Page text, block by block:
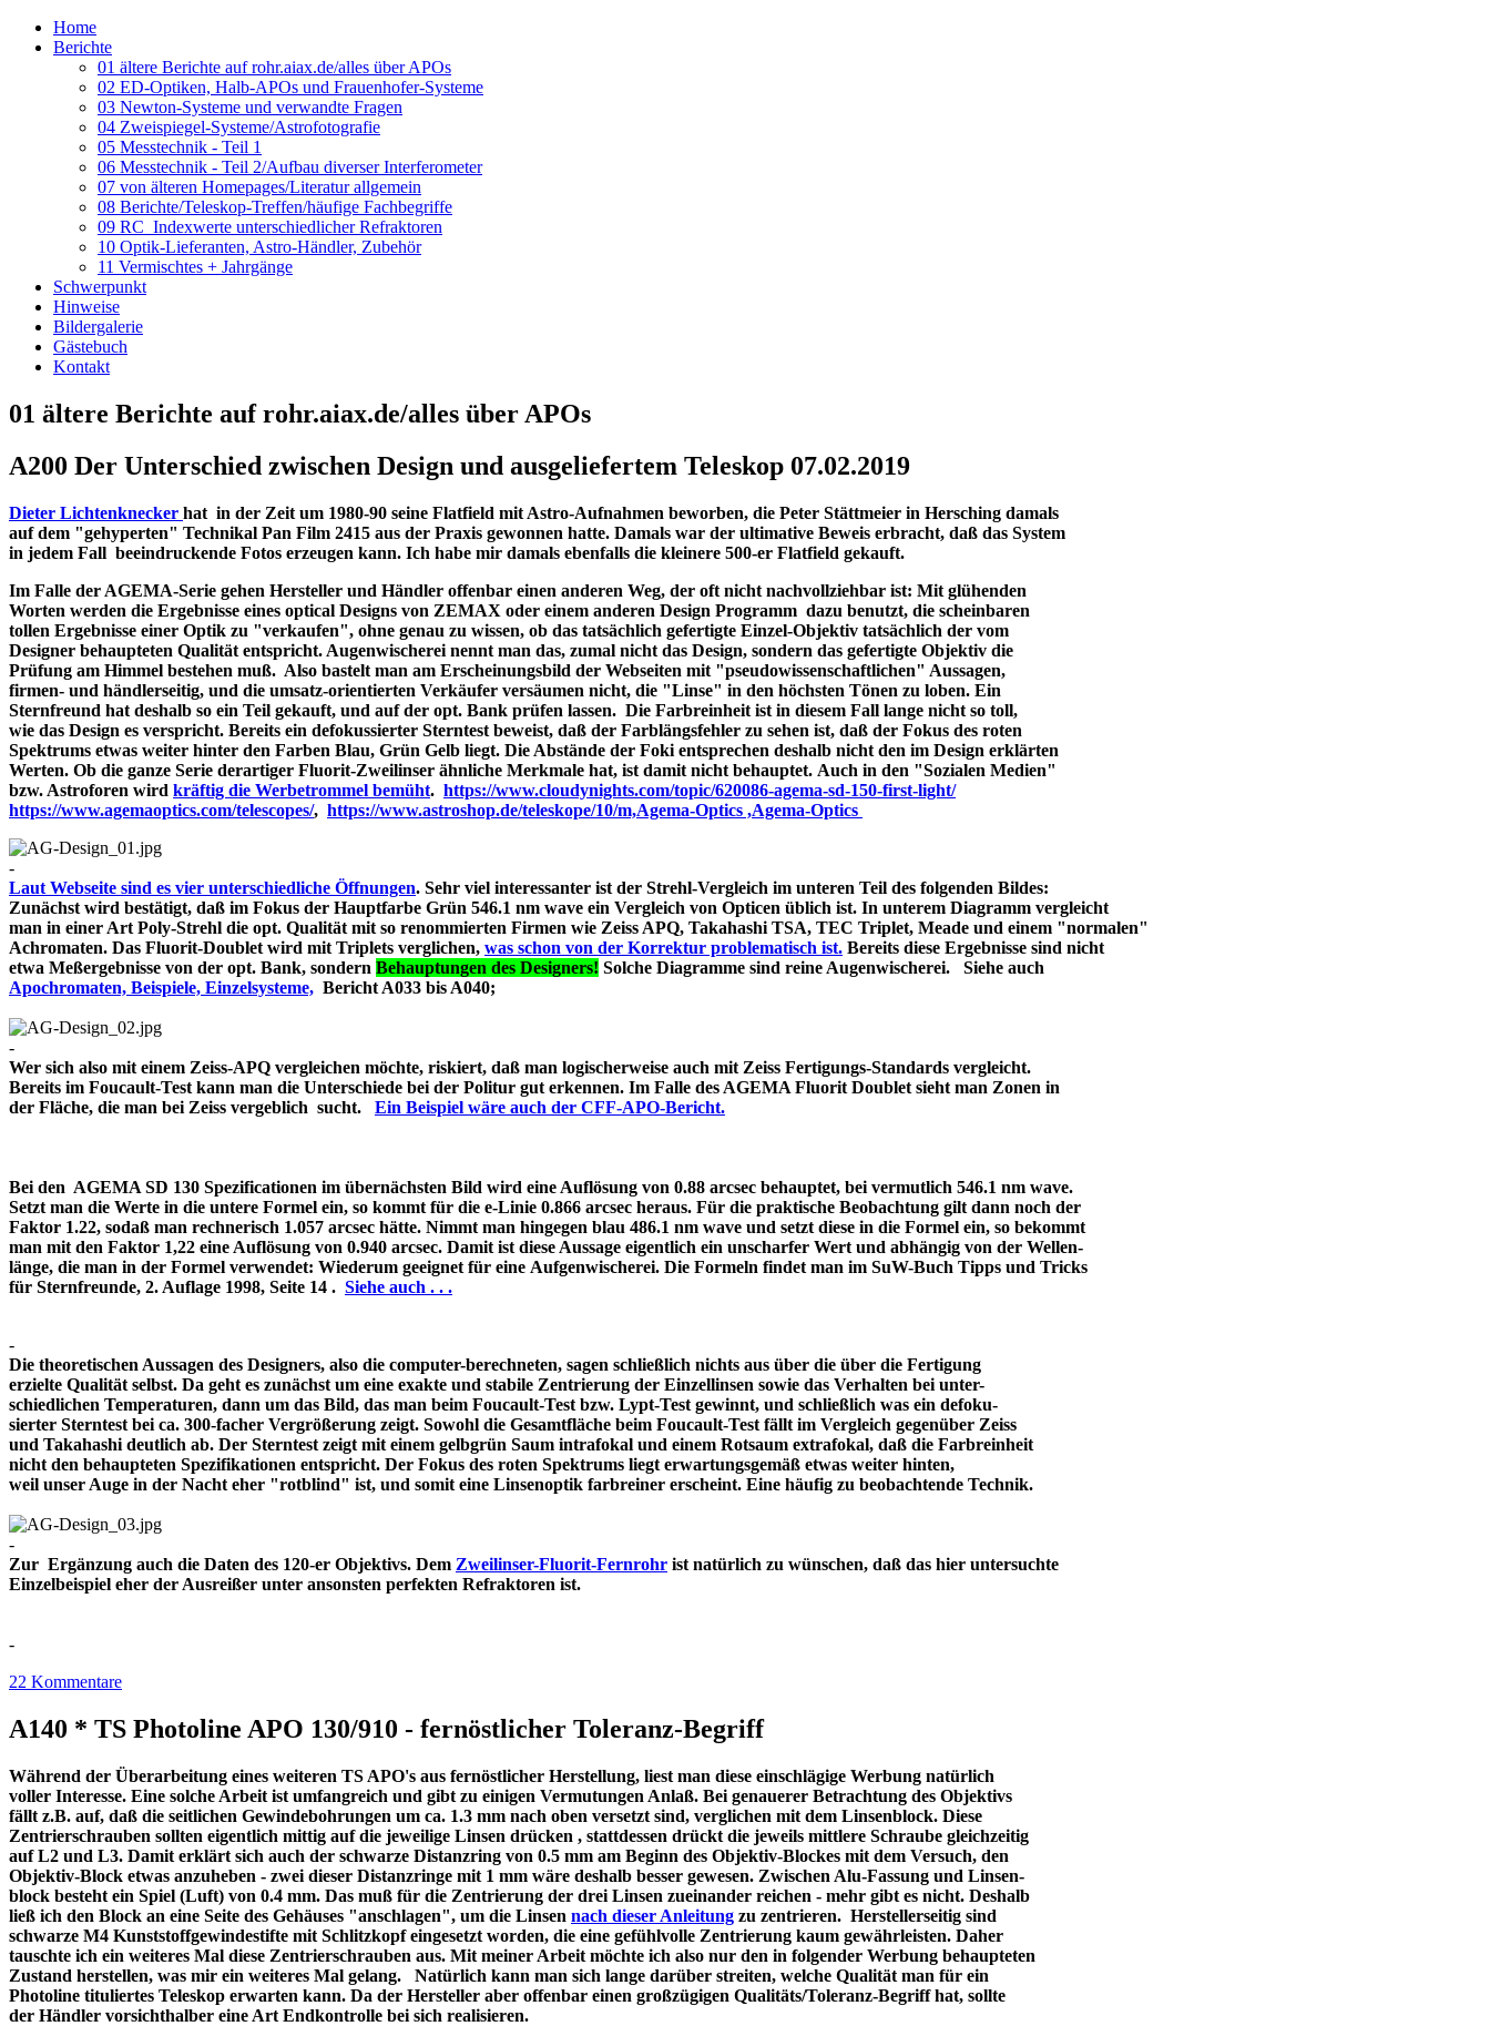
Home
Berichte
01 ältere Berichte auf rohr.aiax.de/alles über APOs
02 ED-Optiken, Halb-APOs und Frauenhofer-Systeme
03 Newton-Systeme und verwandte Fragen
04 Zweispiegel-Systeme/Astrofotografie
05 Messtechnik - Teil 1
06 Messtechnik - Teil 2/Aufbau diverser Interferometer
07 von älteren Homepages/Literatur allgemein
08 Berichte/Teleskop-Treffen/häufige Fachbegriffe
09 RC_Indexwerte unterschiedlicher Refraktoren
10 Optik-Lieferanten, Astro-Händler, Zubehör
11 Vermischtes + Jahrgänge
Schwerpunkt
Hinweise
Bildergalerie
Gästebuch
Kontakt
01 ältere Berichte auf rohr.aiax.de/alles über APOs
A200 Der Unterschied zwischen Design und ausgeliefertem Teleskop 07.02.2019
Dieter Lichtenknecker hat in der Zeit um 1980-90 seine Flatfield mit Astro-Aufnahmen beworben, die Peter Stättmeier in Hersching damals
auf dem "gehyperten" Technikal Pan Film 2415 aus der Praxis gewonnen hatte. Damals war der ultimative Beweis erbracht, daß das System
in jedem Fall beeindruckende Fotos erzeugen kann. Ich habe mir damals ebenfalls die kleinere 500-er Flatfield gekauft.
Im Falle der AGEMA-Serie gehen Hersteller und Händler offenbar einen anderen Weg, der oft nicht nachvollziehbar ist: Mit glühenden
Worten werden die Ergebnisse eines optical Designs von ZEMAX oder einem anderen Design Programm dazu benutzt, die scheinbaren
tollen Ergebnisse einer Optik zu "verkaufen", ohne genau zu wissen, ob das tatsächlich gefertigte Einzel-Objektiv tatsächlich der vom
Designer behaupteten Qualität entspricht. Augenwischerei nennt man das, zumal nicht das Design, sondern das gefertigte Objektiv die
Prüfung am Himmel bestehen muß. Also bastelt man am Erscheinungsbild der Webseiten mit "pseudowissenschaftlichen" Aussagen,
firmen- und händlerseitig, und die umsatz-orientierten Verkäufer versäumen nicht, die "Linse" in den höchsten Tönen zu loben. Ein
Sternfreund hat deshalb so ein Teil gekauft, und auf der opt. Bank prüfen lassen. Die Farbreinheit ist in diesem Fall lange nicht so toll,
wie das Design es verspricht. Bereits ein defokussierter Sterntest beweist, daß der Farblängsfehler zu sehen ist, daß der Fokus des roten
Spektrums etwas weiter hinter den Farben Blau, Grün Gelb liegt. Die Abstände der Foki entsprechen deshalb nicht den im Design erklärten
Werten. Ob die ganze Serie derartiger Fluorit-Zweilinser ähnliche Merkmale hat, ist damit nicht behauptet. Auch in den "Sozialen Medien"
bzw. Astroforen wird kräftig die Werbetrommel bemüht. https://www.cloudynights.com/topic/620086-agema-sd-150-first-light/
https://www.agemaoptics.com/telescopes/, https://www.astroshop.de/teleskope/10/m,Agema-Optics ,Agema-Optics
-
Laut Webseite sind es vier unterschiedliche Öffnungen. Sehr viel interessanter ist der Strehl-Vergleich im unteren Teil des folgenden Bildes:
Zunächst wird bestätigt, daß im Fokus der Hauptfarbe Grün 546.1 nm wave ein Vergleich von Opticen üblich ist. In unterem Diagramm vergleicht
man in einer Art Poly-Strehl die opt. Qualität mit so renommierten Firmen wie Zeiss APQ, Takahashi TSA, TEC Triplet, Meade und einem "normalen"
Achromaten. Das Fluorit-Doublet wird mit Triplets verglichen, was schon von der Korrektur problematisch ist. Bereits diese Ergebnisse sind nicht
etwa Meßergebnisse von der opt. Bank, sondern Behauptungen des Designers! Solche Diagramme sind reine Augenwischerei. Siehe auch
Apochromaten, Beispiele, Einzelsysteme, Bericht A033 bis A040;
-
Wer sich also mit einem Zeiss-APQ vergleichen möchte, riskiert, daß man logischerweise auch mit Zeiss Fertigungs-Standards vergleicht.
Bereits im Foucault-Test kann man die Unterschiede bei der Politur gut erkennen. Im Falle des AGEMA Fluorit Doublet sieht man Zonen in
der Fläche, die man bei Zeiss vergeblich sucht. Ein Beispiel wäre auch der CFF-APO-Bericht.
Bei den AGEMA SD 130 Spezificationen im übernächsten Bild wird eine Auflösung von 0.88 arcsec behauptet, bei vermutlich 546.1 nm wave.
Setzt man die Werte in die untere Formel ein, so kommt für die e-Linie 0.866 arcsec heraus. Für die praktische Beobachtung gilt dann noch der
Faktor 1.22, sodaß man rechnerisch 1.057 arcsec hätte. Nimmt man hingegen blau 486.1 nm wave und setzt diese in die Formel ein, so bekommt
man mit den Faktor 1,22 eine Auflösung von 0.940 arcsec. Damit ist diese Aussage eigentlich ein unscharfer Wert und abhängig von der Wellen-
länge, die man in der Formel verwendet: Wiederum geeignet für eine Aufgenwischerei. Die Formeln findet man im SuW-Buch Tipps und Tricks
für Sternfreunde, 2. Auflage 1998, Seite 14 . Siehe auch . . .
-
Die theoretischen Aussagen des Designers, also die computer-berechneten, sagen schließlich nichts aus über die über die Fertigung
erzielte Qualität selbst. Da geht es zunächst um eine exakte und stabile Zentrierung der Einzellinsen sowie das Verhalten bei unter-
schiedlichen Temperaturen, dann um das Bild, das man beim Foucault-Test bzw. Lypt-Test gewinnt, und schließlich was ein defoku-
sierter Sterntest bei ca. 300-facher Vergrößerung zeigt. Sowohl die Gesamtfläche beim Foucault-Test fällt im Vergleich gegenüber Zeiss
und Takahashi deutlich ab. Der Sterntest zeigt mit einem gelbgrün Saum intrafokal und einem Rotsaum extrafokal, daß die Farbreinheit
nicht den behaupteten Spezifikationen entspricht. Der Fokus des roten Spektrums liegt erwartungsgemäß etwas weiter hinten,
weil unser Auge in der Nacht eher "rotblind" ist, und somit eine Linsenoptik farbreiner erscheint. Eine häufig zu beobachtende Technik.
-
Zur Ergänzung auch die Daten des 120-er Objektivs. Dem Zweilinser-Fluorit-Fernrohr ist natürlich zu wünschen, daß das hier untersuchte
Einzelbeispiel eher der Ausreißer unter ansonsten perfekten Refraktoren ist.
-
22 Kommentare
A140 * TS Photoline APO 130/910 - fernöstlicher Toleranz-Begriff
Während der Überarbeitung eines weiteren TS APO's aus fernöstlicher Herstellung, liest man diese einschlägige Werbung natürlich
voller Interesse. Eine solche Arbeit ist umfangreich und gibt zu einigen Vermutungen Anlaß. Bei genauerer Betrachtung des Objektivs
fällt z.B. auf, daß die seitlichen Gewindebohrungen um ca. 1.3 mm nach oben versetzt sind, verglichen mit dem Linsenblock. Diese
Zentrierschrauben sollten eigentlich mittig auf die jeweilige Linsen drücken , stattdessen drückt die jeweils mittlere Schraube gleichzeitig
auf L2 und L3. Damit erklärt sich auch der schwarze Distanzring von 0.5 mm am Beginn des Objektiv-Blockes mit dem Versuch, den
Objektiv-Block etwas anzuheben - zwei dieser Distanzringe mit 1 mm wäre deshalb besser gewesen. Zwischen Alu-Fassung und Linsen-
block besteht ein Spiel (Luft) von 0.4 mm. Das muß für die Zentrierung der drei Linsen zueinander reichen - mehr gibt es nicht. Deshalb
ließ ich den Block an eine Seite des Gehäuses "anschlagen", um die Linsen nach dieser Anleitung zu zentrieren. Herstellerseitig sind
schwarze M4 Kunststoffgewindestifte mit Schlitzkopf eingesetzt worden, die eine gefühlvolle Zentrierung kaum gewährleisten. Daher
tauschte ich ein weiteres Mal diese Zentrierschrauben aus. Mit meiner Arbeit möchte ich also nur den in folgender Werbung behaupteten
Zustand herstellen, was mir ein weiteres Mal gelang. Natürlich kann man sich lange darüber streiten, welche Qualität man für ein
Photoline tituliertes Teleskop erwarten kann. Da der Hersteller aber offenbar einen großzügigen Qualitäts/Toleranz-Begriff hat, sollte
der Händler vorsichthalber eine Art Endkontrolle bei sich realisieren.